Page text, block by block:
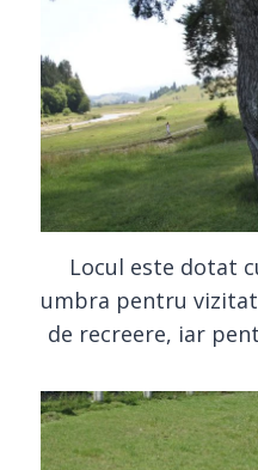
Locul este dotat
umbra pentru
de recreere, iar